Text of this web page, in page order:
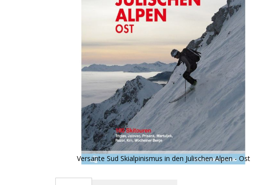
Versante Sud Skialpinismus in den Julischen Alpen - Ost
Anfang